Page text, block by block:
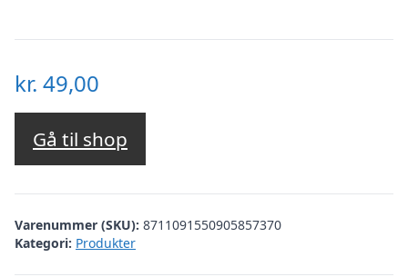
kr. 49,00
Gå til shop
Varenummer (SKU): 8711091550905857370
Kategori: Produkter